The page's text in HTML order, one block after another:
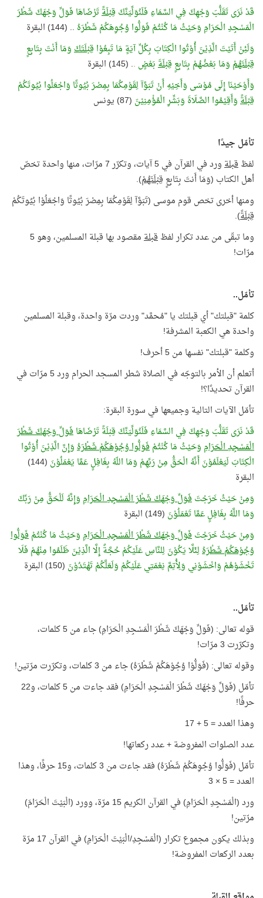
قَدْ نَرَى تَقَلُّبَ وَجْهِكَ فِي السَّمَاءِ فَلَنُوَلِّيَنَّكَ قِبْلَةًتَرْضَاهَا فَوَلِّ وَجْهَكَ شَطْرَ
الْمَسْجِدِ الْحَرَامِ وَحَيْثُ مَا كُنْتُمْ فَوَلُّوا وُجُوِهَكُمْ شَطْرَهُ .. (144) البقرة
وَلَئِنْ أَتَيْتَ الَّذِيْنَ أُوْتُوا الْكِتَابَ بِكُلِّ آيَةٍ مَا تَبِعُوْا قِبْلَتَكَوَمَا أَنْتَ بِتَابِعٍ
قِبْلَتَهُمْ وَمَا بَعْضُهُمْ بِتَابِعٍ قِبْلَةَبَعْضٍ .. (145) البقرة
وَأَوْحَيْنَا إِلَى مُوْسَى وَأَخِيْهِ أَنْ تَبَوَّآ لِقَوْمِكُمَا بِمِصْرَ بُيُوتًا وَاجْعَلُوا بُيُوتَكُمْ
قِبْلَةًوَأَقِيْمُوا الصَّلَاةَ وَبَشِّرِ الْمُؤْمِنِيْنَ (87) يونس
تأمّل جيدًا
لفظقبلة
ورد في القرآن في 5 آيات، وتكرّر 7 مرّات، منها واحدة تخصّ
أهل الكتاب (وَمَا أَنتَ بِتَابِعٍ قِبْلَتَهُمْ).
ومنها أخرى تخص قوم موسى (تَبَوَّآ لِقَوْمِكُمَا بِمِصْرَ بُيُوتًا وَاجْعَلُوْا بُيُوتَكُمْ
قِبْلَةً).
وما تبقّى من عدد تكرار لفظقبلة
مقصود بها قبلة المسلمين، وهو 5
مرّات!
تأمّل..
كلمة "قبلتك" أي قبلتك يا "مُحمَّد" وردت مرّة واحدة، وقبلة المسلمين
واحدة هي الكعبة المشرفة!
وكلمة "قبلتك" نفسها من 5 أحرف!
أتعلم أن الأمر بالتوجّه في الصلاة شطر المسجد الحرام ورد 5 مرّات في
القرآن تحديدًا؟!
تأمّل الآيات التالية وجميعها في سورة البقرة:
قَدْ نَرَى تَقَلُّبَ وَجْهِكَ فِي السَّمَاءِ فَلَنُوَلِّيَنَّكَ قِبْلَةً تَرْضَاهَافَوَلِّ وَجْهَكَ شَطْرَ
الْمَسْجِدِ الْحَرَامِ وَحَيْثُ مَا كُنْتُمْفَوَلُّوا وُجُوْهَكُمْ شَطْرَهُوَإِنَّ الَّذِيْنَ أُوْتُوا
الْكِتَابَ لَيَعْلَمُوْنَ أَنَّهُ الْحَقُّ مِنْ رَبِّهِمْ وَمَا اللّهُ بِغَافِلٍ عَمَّا يَعْمَلُوْنَ
(144)
البقرة
وَمِنْ حَيْثُ خَرَجْتَفَوَلِّ وَجْهَكَ شَطْرَ الْمَسْجِدِ الْحَرَامِ وَإِنَّهُ لَلْحَقُّ مِنْ رَبِّكَ
وَمَا اللَّهُ بِغَافِلٍ عَمَّا تَعْمَلُوْنَ (149) البقرة
وَمِنْ حَيْثُ خَرَجْتَفَوَلِّ وَجْهَكَ شَطْرَ الْمَسْجِدِ الْحَرَامِ وَحَيْثُ مَا كُنْتُمْفَوَلُّوا
وُجُوْهَكُمْ شَطْرَهُلِئَلَّا يَكُوْنَ لِلنَّاسِ عَلَيْكُمْ حُجَّةٌ إِلَّا الَّذِيْنَ ظَلَمُوا مِنْهُمْ فَلَا
تَخْشَوْهُمْ وَاخْشَوْنِي وَلِأُتِمَّ نِعْمَتِي عَلَيْكُمْ وَلَعَلَّكُمْ تَهْتَدُوْنَ (150) البقرة
تأمّل..
قوله تعالى: (فَوَلِّ وَجْهَكَ شَطْرَ الْمَسْجِدِ الْحَرَامِ) جاء من 5 كلمات،
وتكرّرت 3 مرّات!
وقوله تعالى: (فَوَلُّوْا وُجُوْهَكُمْ شَطْرَهُ) جاء من 3 كلمات، وتكرّرت مرّتين!
تأمّل (فَوَلِّ وَجْهَكَ شَطْرَ الْمَسْجِدِ الْحَرَامِ) فقد جاءت من 5 كلمات، و22
حرفًا!
وهذا العدد = 5 + 17
عدد الصلوات المفروضة + عدد ركعاتها!
تأمّل (فَوَلُّوا وُجُوِهَكُمْ شَطْرَهُ) فقد جاءت من 3 كلمات، و15 حرفًا، وهذا
العدد = 5 × 3
ورد (الْمَسْجِدِ الْحَرَامِ) في القرآن الكريم 15 مرّة، وورد (الْبَيْتَ الْحَرَامَ)
مرّتين!
وبذلك يكون مجموع تكرار (الْمَسْجِدِ/الْبَيْتَ الْحَرَامِ) في القرآن 17 مرّة
بعدد الركعات المفروضة!